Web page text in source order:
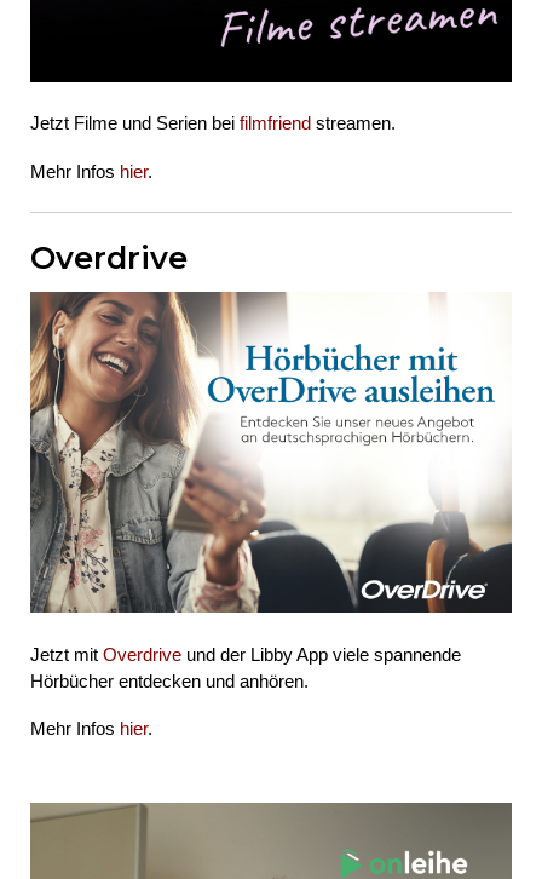
Jetzt Filme und Serien bei filmfriend streamen.
Mehr Infos hier.
Overdrive
Jetzt mit Overdrive und der Libby App viele spannende
Hörbücher entdecken und anhören.
Mehr Infos hier.